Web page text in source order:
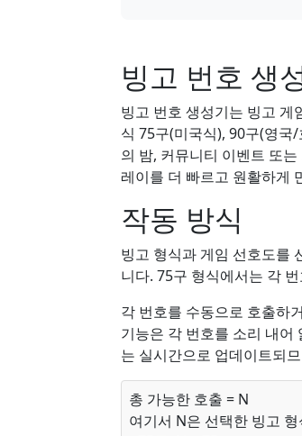
빙고 번호 생
빙고 번호 생성기는 빙고 게
식 75구(미국식), 90구(영국
의 밤, 커뮤니티 이벤트 또
레이를 더 빠르고 원활하게
작동 방식
빙고 형식과 게임 선호도를
니다. 75구 형식에서는 각
각 번호를 수동으로 호출하
기능은 각 번호를 소리 내어
는 실시간으로 업데이트되
총 가능한 호출 = N
여기서 N은 선택한 빙고